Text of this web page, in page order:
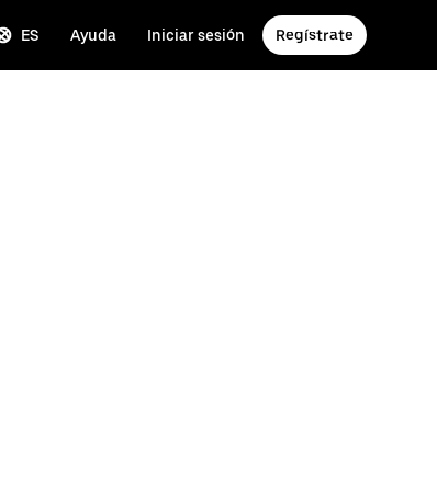
ES Ayuda Iniciar sesión Regístrate